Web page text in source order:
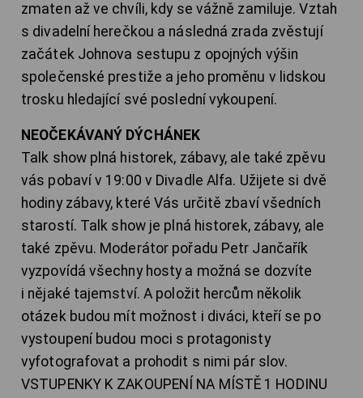
zmaten až ve chvíli, kdy se vážně zamiluje. Vztah
s divadelní herečkou a následná zrada zvěstují
začátek Johnova sestupu z opojných výšin
společenské prestiže a jeho proměnu v lidskou
trosku hledající své poslední vykoupení.
NEOČEKÁVANÝ DÝCHÁNEK
Talk show plná historek, zábavy, ale také zpěvu
vás pobaví v 19:00 v Divadle Alfa. Užijete si dvě
hodiny zábavy, které Vás určitě zbaví všedních
starostí. Talk show je plná historek, zábavy, ale
také zpěvu. Moderátor pořadu Petr Jančařík
vyzpovídá všechny hosty a možná se dozvíte
i nějaké tajemství. A položit hercům několik
otázek budou mít možnost i diváci, kteří se po
vystoupení budou moci s protagonisty
vyfotografovat a prohodit s nimi pár slov.
VSTUPENKY K ZAKOUPENÍ NA MÍSTĚ 1 HODINU